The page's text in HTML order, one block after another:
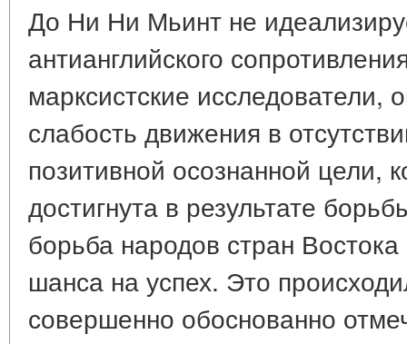
До Ни Ни Мьинт не
антианглийского
марксистские исследователи,
слабость движения в
позитивной осознанной цели,
достигнута в результате
борьба народов стран
шанса на успех. Это
совершенно обоснованно